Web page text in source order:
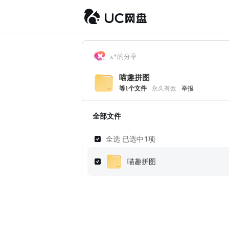
x*的分享
喵趣拼图
等1个文件 永久有效 举报
全部文件
全选 已选中 1项
喵趣拼图